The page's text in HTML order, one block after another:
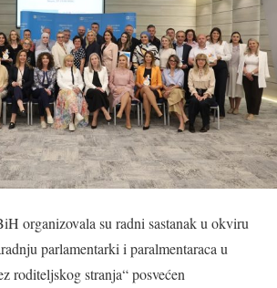
organizovala su radni sastanak u okviru
parlamentarki i paralmentaraca u
roditeljskog stranja“ posvećen